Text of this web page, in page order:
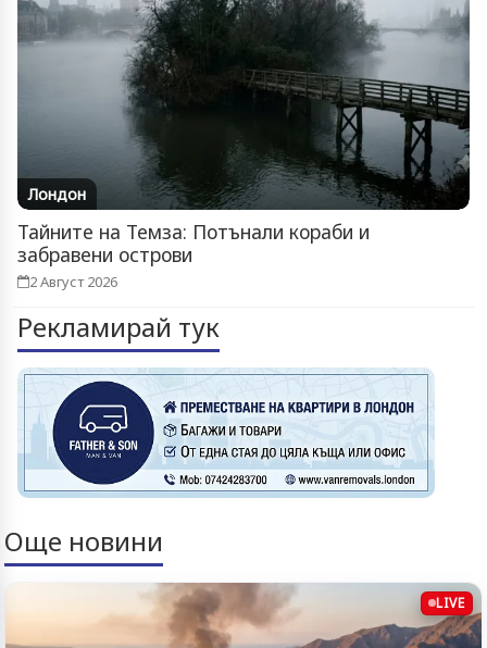
Лондон
Тайните на Темза: Потънали кораби и
забравени острови
2 Август 2026
Рекламирай тук
Още новини
LIVE